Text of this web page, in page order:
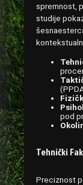
spremnost,
studije
pod
Tehnički
Preciznost